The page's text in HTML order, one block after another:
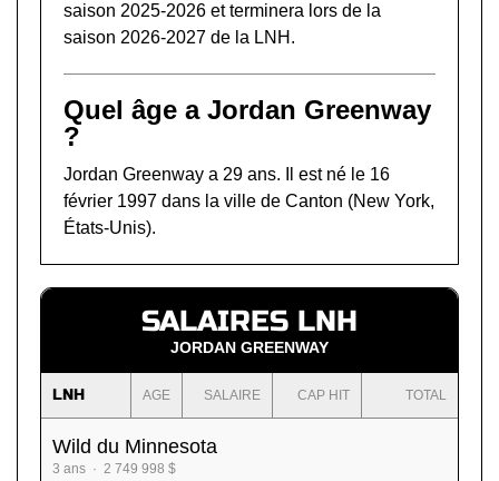
saison 2025-2026 et terminera lors de la
saison 2026-2027 de la LNH.
Quel âge a Jordan Greenway
?
Jordan Greenway a 29 ans. Il est né le 16
février 1997 dans la ville de Canton (New York,
États-Unis).
SALAIRES LNH
JORDAN GREENWAY
LNH AGE SALAIRE CAP HIT TOTAL
Wild du Minnesota
3 ans · 2 749 998 $